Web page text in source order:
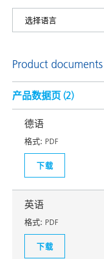
Product documents
产品数据页 (2)
德语
格式: PDF
下载
英语
格式: PDF
下载